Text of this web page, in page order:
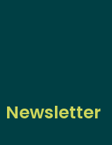
Newsletter